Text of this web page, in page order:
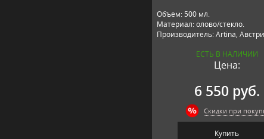
Объем: 500 мл.
Материал: олово/стекло.
Производитель: Artina,
ЕСТЬ В НАЛИЧИИ
Цена:
6 550 руб.
Скидки при
Купить